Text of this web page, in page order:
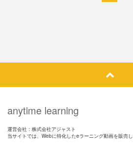
anytime learning
運営会社：株式会社アジャスト
当サイトでは、Webに特化したeラーニング動画を販売し